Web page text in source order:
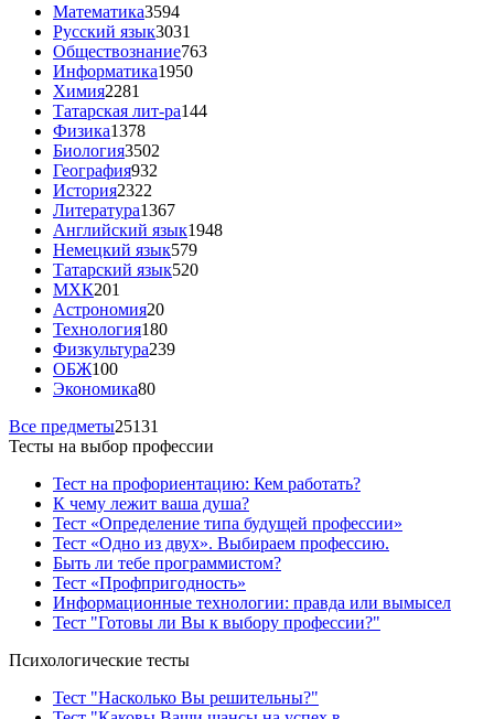
Математика3594
Русский язык3031
Обществознание763
Информатика1950
Химия2281
Татарская лит-ра144
Физика1378
Биология3502
География932
История2322
Литература1367
Английский язык1948
Немецкий язык579
Татарский язык520
МХК201
Астрономия20
Технология180
Физкультура239
ОБЖ100
Экономика80
Все предметы25131
Тесты на выбор профессии
Тест на профориентацию: Кем работать?
К чему лежит ваша душа?
Тест «Определение типа будущей профессии»
Тест «Одно из двух». Выбираем профессию.
Быть ли тебе программистом?
Тест «Профпригодность»
Информационные технологии: правда или вымысел
Тест "Готовы ли Вы к выбору профессии?"
Психологические тесты
Тест "Насколько Вы решительны?"